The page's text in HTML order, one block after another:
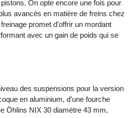
On opte encore une fois pour
avancés en matière de freins chez
promet d’offrir un mordant
avec un gain de poids qui se
des suspensions pour la version
en aluminium, d’une fourche
Öhlins NIX 30 diamètre 43 mm,